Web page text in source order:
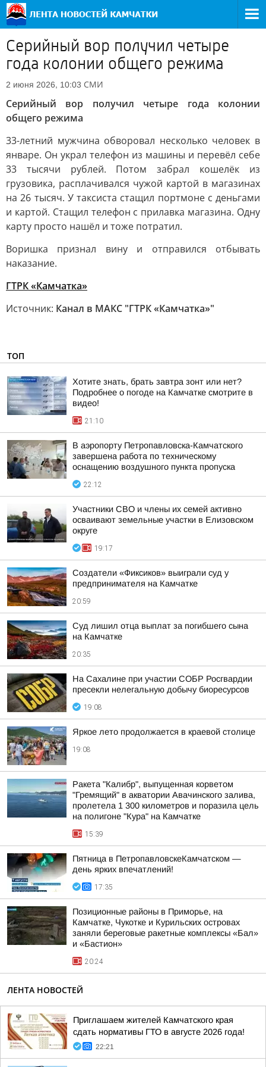
Серийный вор получил четыре
года колонии общего режима
2 июня 2026, 10:03 СМИ
Серийный вор получил четыре года колонии
общего режима
33-летний мужчина обворовал несколько человек в
январе. Он украл телефон из машины и перевёл себе
33 тысячи рублей. Потом забрал кошелёк из
грузовика, расплачивался чужой картой в магазинах
на 26 тысяч. У таксиста стащил портмоне с деньгами
и картой. Стащил телефон с прилавка магазина. Одну
карту просто нашёл и тоже потратил.
Воришка признал вину и отправился отбывать
наказание.
ГТРК «Камчатка»
Источник: Канал в МАКС "ГТРК «Камчатка»"
ТОП
Хотите знать, брать завтра зонт или нет?
Подробнее о погоде на Камчатке смотрите в
видео!
21:10
В аэропорту Петропавловска-Камчатского
завершена работа по техническому
оснащению воздушного пункта пропуска
22:12
Участники СВО и члены их семей активно
осваивают земельные участки в Елизовском
округе
19:17
Создатели «Фиксиков» выиграли суд у
предпринимателя на Камчатке
20:59
Суд лишил отца выплат за погибшего сына
на Камчатке
20:35
На Сахалине при участии СОБР Росгвардии
пресекли нелегальную добычу биоресурсов
19:08
Яркое лето продолжается в краевой столице
19:08
Ракета "Калибр", выпущенная корветом
"Гремящий" в акватории Авачинского залива,
пролетела 1 300 километров и поразила цель
на полигоне "Кура" на Камчатке
15:39
Пятница в ПетропавловскеКамчатском —
день ярких впечатлений!
17:35
Позиционные районы в Приморье, на
Камчатке, Чукотке и Курильских островах
заняли береговые ракетные комплексы «Бал»
и «Бастион»
20:24
ЛЕНТА НОВОСТЕЙ
Приглашаем жителей Камчатского края
сдать нормативы ГТО в августе 2026 года!
22:21